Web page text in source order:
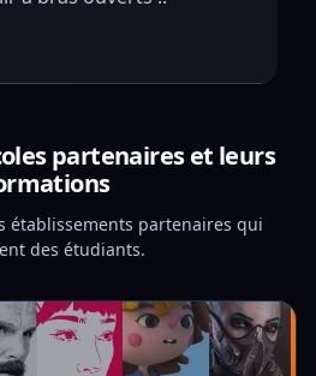
partenaires et leurs
établissements partenaires qui
des étudiants.